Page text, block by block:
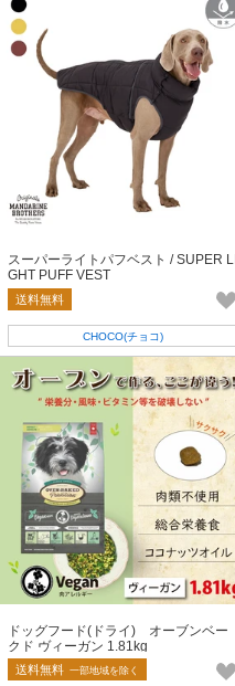
スーパーライトパフベスト / SUPER LI
GHT PUFF VEST
送料無料
CHOCO(チョコ)
ドッグフード(ドライ) オーブンベー
クド ヴィーガン 1.81kg
送料無料 一部地域を除く